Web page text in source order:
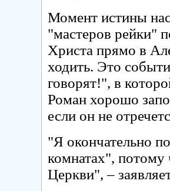
Момент истины
"мастеров рейки"
Христа прямо в
ходить. Это
говорят!", в
Роман хорошо
если он не
"Я окончательно
комнатах", потому
Церкви", –